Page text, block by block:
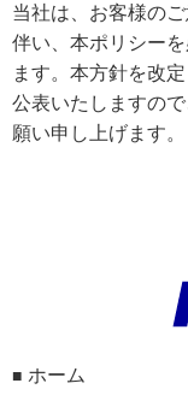
当社は、お客様の
伴い、本ポリシー
ます。本方針を改
公表いたしますの
願い申し上げます。
ホーム